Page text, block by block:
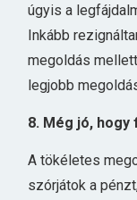
úgyis a
Inkább
megoldás
legjobb
8. Még jó,
A tökéletes
szórjátok a